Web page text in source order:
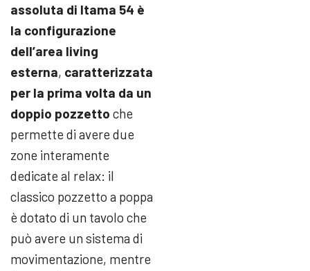
assoluta di Itama 54 è
la configurazione
dell’area living
esterna, caratterizzata
per la prima volta da un
doppio pozzetto che
permette di avere due
zone interamente
dedicate al relax: il
classico pozzetto a poppa
è dotato di un tavolo che
può avere un sistema di
movimentazione, mentre